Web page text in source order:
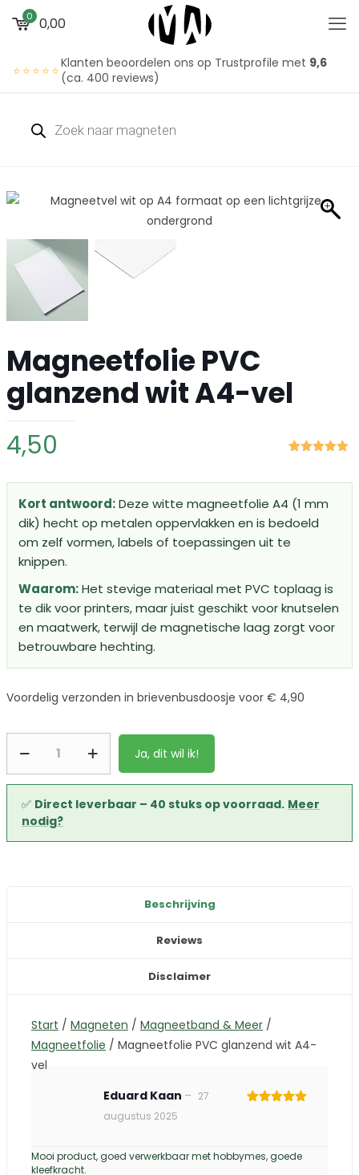
0 0,00
⭐⭐⭐⭐⭐Klanten beoordelen ons op Trustprofile met 9,6
(ca. 400 reviews)
Magneetfolie PVC
glanzend wit A4-vel
gebaseerd
op
waarderingen
4,50
Kort antwoord:Deze witte magneetfolie A4 (1 mm
dik) hecht op metalen oppervlakken en is bedoeld
om zelf vormen, labels of toepassingen uit te
knippen.
Waarom:Het stevige materiaal met PVC toplaag is
te dik voor printers, maar juist geschikt voor knutselen
en maatwerk, terwijl de magnetische laag zorgt voor
betrouwbare hechting.
Voordelig verzonden in brievenbusdoosje voor € 4,90
Ja, dit wil ik!
✅ Direct leverbaar – 40 stuks op voorraad. Meer
nodig?
Beschrijving
Reviews
Disclaimer
Start / Magneten / Magneetband & Meer /
Magneetfolie / Magneetfolie PVC glanzend wit A4-
vel
Eduard Kaan – 27
augustus 2025
Mooi product, goed verwerkbaar met hobbymes, goede
kleefkracht.